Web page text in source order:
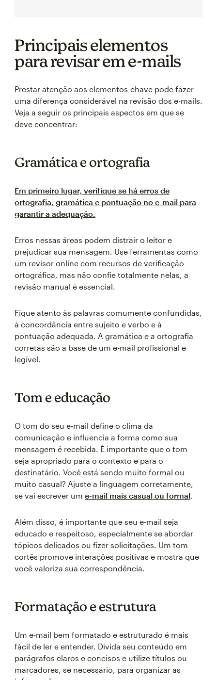
Principais elementos
para revisar em e-mails
Prestar atenção aos elementos-chave pode fazer
uma diferença considerável na revisão dos e-mails.
Veja a seguir os principais aspectos em que se
deve concentrar:
Gramática e ortografia
Em primeiro lugar, verifique se há erros de
ortografia, gramática e pontuação no e-mail para
garantir a adequação.
Erros nessas áreas podem distrair o leitor e
prejudicar sua mensagem. Use ferramentas como
um revisor online com recursos de verificação
ortográfica, mas não confie totalmente nelas, a
revisão manual é essencial.
Fique atento às palavras comumente confundidas,
à concordância entre sujeito e verbo e à
pontuação adequada. A gramática e a ortografia
corretas são a base de um e-mail profissional e
legível.
Tom e educação
O tom do seu e-mail define o clima da
comunicação e influencia a forma como sua
mensagem é recebida. É importante que o tom
seja apropriado para o contexto e para o
destinatário. Você está sendo muito formal ou
muito casual? Ajuste a linguagem corretamente,
se vai escrever um e-mail mais casual ou formal.
Além disso, é importante que seu e-mail seja
educado e respeitoso, especialmente se abordar
tópicos delicados ou fizer solicitações. Um tom
cortês promove interações positivas e mostra que
você valoriza sua correspondência.
Formatação e estrutura
Um e-mail bem formatado e estruturado é mais
fácil de ler e entender. Divida seu conteúdo em
parágrafos claros e concisos e utilize títulos ou
marcadores, se necessário, para organizar as